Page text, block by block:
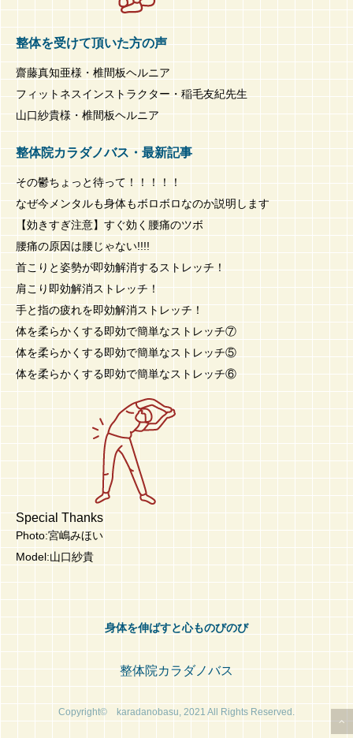
整体を受けて頂いた方の声
齋藤真知亜様・椎間板ヘルニア
フィットネスインストラクター・稲毛友紀先生
山口紗貴様・椎間板ヘルニア
整体院カラダノバス・最新記事
その鬱ちょっと待って！！！！！
なぜ今メンタルも身体もボロボロなのか説明します
【効きすぎ注意】すぐ効く腰痛のツボ
腰痛の原因は腰じゃない!!!!
首こりと姿勢が即効解消するストレッチ！
肩こり即効解消ストレッチ！
手と指の疲れを即効解消ストレッチ！
体を柔らかくする即効で簡単なストレッチ⑦
体を柔らかくする即効で簡単なストレッチ⑤
体を柔らかくする即効で簡単なストレッチ⑥
Special Thanks
Photo:宮嶋みほい
Model:山口紗貴
身体を伸ばすと心ものびのび
整体院カラダノバス
Copyright© karadanobasu, 2021 All Rights Reserved.